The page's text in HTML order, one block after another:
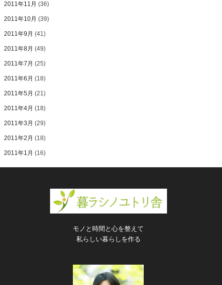
2011年11月 (36)
2011年10月 (39)
2011年9月 (41)
2011年8月 (49)
2011年7月 (25)
2011年6月 (18)
2011年5月 (21)
2011年4月 (18)
2011年3月 (29)
2011年2月 (18)
2011年1月 (16)
モノと時間と心を整えて
私らしい暮らしを作る